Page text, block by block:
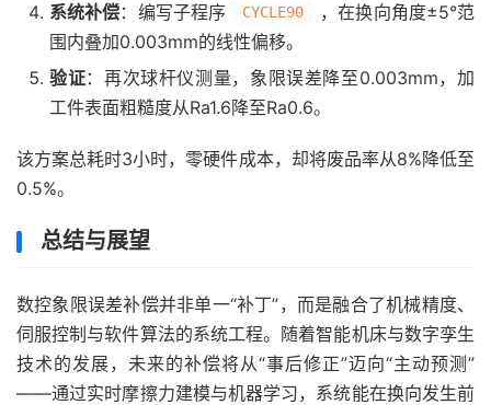
系统补偿：编写子程序 CYCLE90
，在换向角度±5°范
围内叠加0.003mm的线性偏移。
验证：再次球杆仪测量，象限误差降至0.003mm，加
工件表面粗糙度从Ra1.6降至Ra0.6。
该方案总耗时3小时，零硬件成本，却将废品率从8%降低至
0.5%。
总结与展望
数控象限误差补偿并非单一“补丁”，而是融合了机械精度、
伺服控制与软件算法的系统工程。随着智能机床与数字孪生
技术的发展，未来的补偿将从“事后修正”迈向“主动预测”
——通过实时摩擦力建模与机器学习，系统能在换向发生前